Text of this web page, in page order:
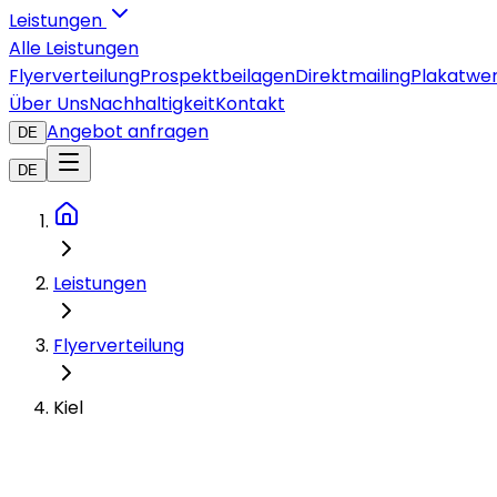
Leistungen
Alle Leistungen
FlyerverteilungProspektbeilagenDirektmailing
Über UnsNachhaltigkeitKontakt
DE Angebot anfragen
DE
Leistungen
Flyerverteilung
Kiel